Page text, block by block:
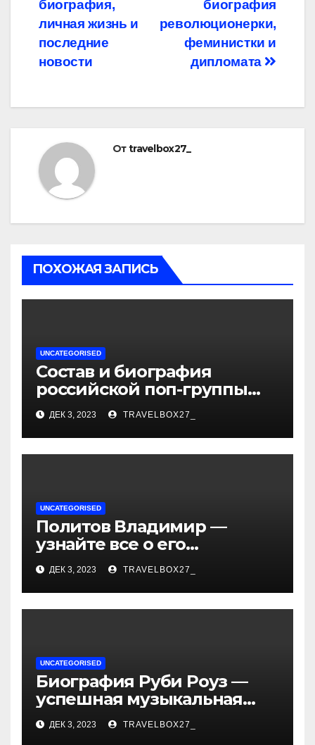
записям
биография
революционерки,
феминистки и
дипломата
биография,
личная жизнь и
последние
новости
Отtravelbox27_
ПОХОЖАЯ ЗАПИСЬ
UNCATEGORISED
Состав и биография
российской поп-группы
«Иванушки интернешнл»
— история успеха, музыка
и судьбы участников
ДЕК 3, 2023 TRAVELBOX27_
UNCATEGORISED
Политов Владимир —
узнайте все о его
биографии, возрасте и
впечатляющих
достижениях!
ДЕК 3, 2023 TRAVELBOX27_
UNCATEGORISED
Биография Руби Роуз —
успешная музыкальная
карьера, личная жизнь и
знаковые достижения
ДЕК 3, 2023 TRAVELBOX27_